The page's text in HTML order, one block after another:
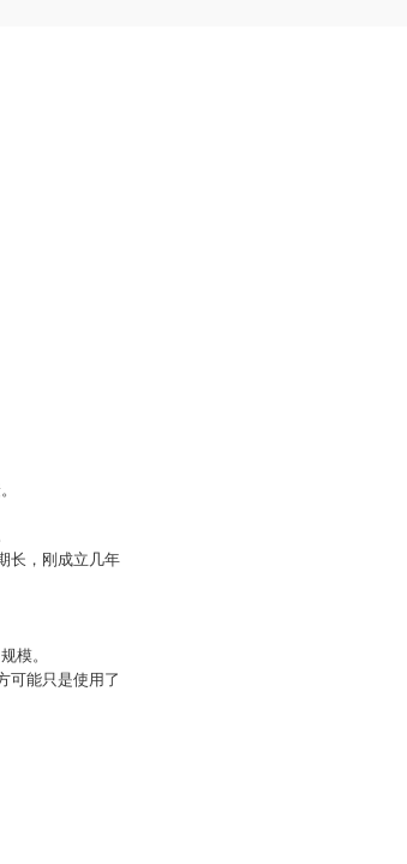
长，刚成立几年
模。
可能只是使用了